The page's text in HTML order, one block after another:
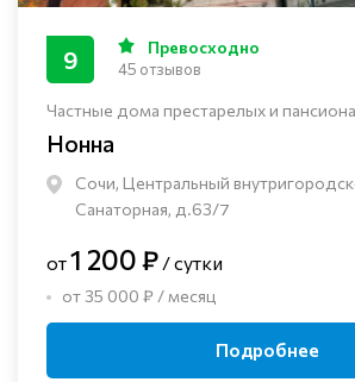
Частные дома престарелых и
Нонна
Сочи, Центральный
Санаторная, д.63/7
9 Превосходно
45 отзывов
от1 200 ₽ / сутки
от 35 000 ₽ / месяц
Подробнее